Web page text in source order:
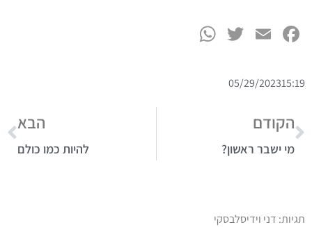
Facebook
Email
Twitter
15:19
05/29/2023
הקודם
מי ישבר ראשון?
הבא
להיות כמו כולם
תגיות: דני וידיסלבסקי